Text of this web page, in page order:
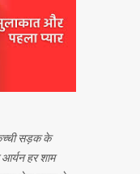
सड़क के
हर शाम